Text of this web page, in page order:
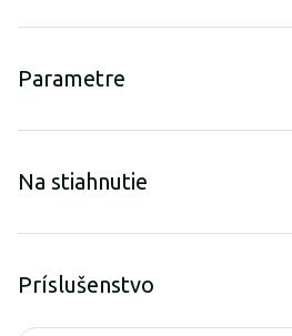
Parametre
Na stiahnutie
Príslušenstvo